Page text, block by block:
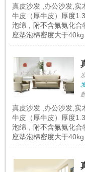
真皮沙发 ,办公沙发,实
牛皮（厚牛皮）厚度
泡绵，附不含氟氨化合
座垫泡棉密度大于40kg
真皮沙发 ,办公沙发,实
牛皮（厚牛皮）厚度
泡绵，附不含氟氨化合
座垫泡棉密度大于40kg